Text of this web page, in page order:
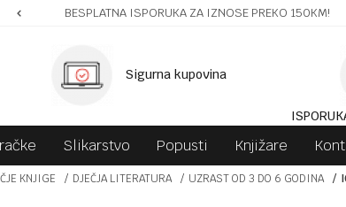
BESPLATNA ISPORUKA ZA IZNOSE PREKO 150KM!
Sigurna kupovina
Slikarstvo Popusti Knjižare
KNJIGE DJEČJA LITERATURA UZRAST OD 3 DO 6 GODINA